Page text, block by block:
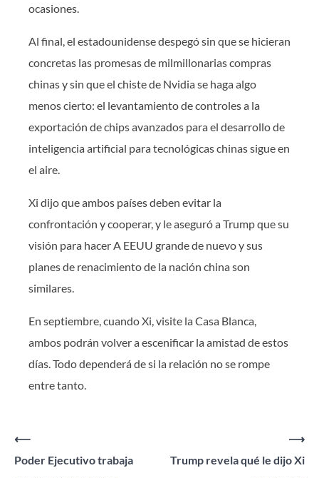
ocasiones.
Al final, el estadounidense despegó sin que se hicieran
concretas las promesas de milmillonarias compras
chinas y sin que el chiste de Nvidia se haga algo
menos cierto: el levantamiento de controles a la
exportación de chips avanzados para el desarrollo de
inteligencia artificial para tecnológicas chinas sigue en
el aire.
Xi dijo que ambos países deben evitar la
confrontación y cooperar, y le aseguró a Trump que su
visión para hacer A EEUU grande de nuevo y sus
planes de renacimiento de la nación china son
similares.
En septiembre, cuando Xi, visite la Casa Blanca,
ambos podrán volver a escenificar la amistad de estos
días. Todo dependerá de si la relación no se rompe
entre tanto.
Navegación
de
⟵
Poder Ejecutivo trabaja
Trump revela qué le dijo Xi
⟶